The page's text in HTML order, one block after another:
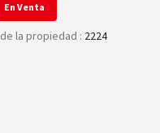
En Venta
la propiedad : 2224